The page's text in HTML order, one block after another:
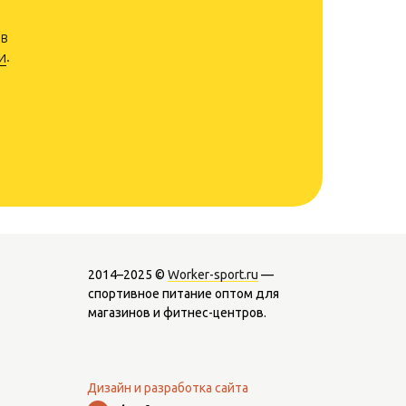
.
2014–2025 © Worker-sport.ru —
спортивное питание оптом для
магазинов и фитнес-центров.
Дизайн и разработка сайта